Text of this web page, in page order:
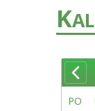
K
PO